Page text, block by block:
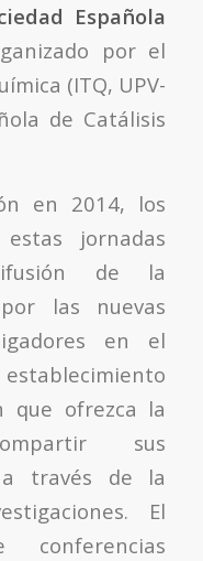
Española
por el
(ITQ, UPV-
de Catálisis
en 2014, los
jornadas
de la
las nuevas
en el
establecimiento
que ofrezca la
sus
a través de la
El